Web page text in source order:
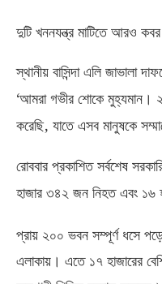
দুটি খননযন্ত্র মাটিতে আরও
স্থানীয় বাসিন্দা এলি জাভালা
‘আমরা গভীর শোকে
করেছি, যাতে এসব মানুষকে
রোববার প্রকাশিত সর্বশেষ
হাজার ৩৪২ জন নিহত এবং
প্রায় ২০০ ভবন সম্পূর্ণ ধসে
এলাকায়। এতে ১৭ হাজারের